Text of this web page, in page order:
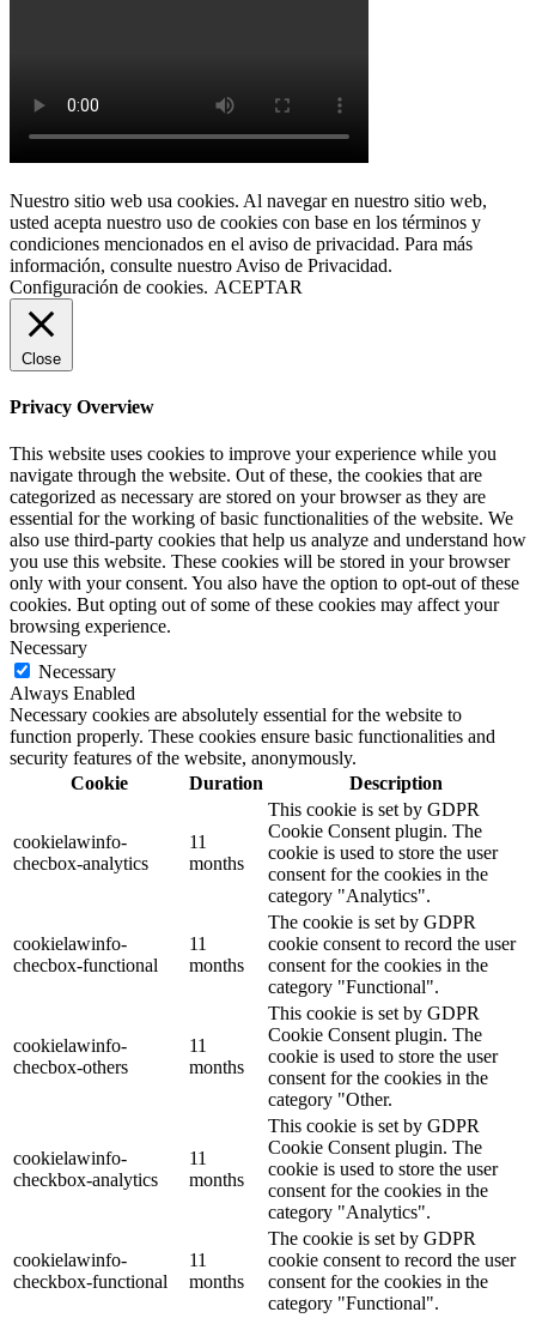
Nuestro sitio web usa cookies. Al navegar en nuestro sitio web,
usted acepta nuestro uso de cookies con base en los términos y
condiciones mencionados en el aviso de privacidad. Para más
información, consulte nuestro Aviso de Privacidad.
Configuración de cookies. ACEPTAR
Close
Privacy Overview
This website uses cookies to improve your experience while you
navigate through the website. Out of these, the cookies that are
categorized as necessary are stored on your browser as they are
essential for the working of basic functionalities of the website. We
also use third-party cookies that help us analyze and understand how
you use this website. These cookies will be stored in your browser
only with your consent. You also have the option to opt-out of these
cookies. But opting out of some of these cookies may affect your
browsing experience.
Necessary
Necessary
Always Enabled
Necessary cookies are absolutely essential for the website to
function properly. These cookies ensure basic functionalities and
security features of the website, anonymously.
Cookie
Duration Description
cookielawinfo-
checbox-analytics
11
months
This cookie is set by GDPR
Cookie Consent plugin. The
cookie is used to store the user
consent for the cookies in the
category "Analytics".
cookielawinfo-
checbox-functional
11
months
The cookie is set by GDPR
cookie consent to record the user
consent for the cookies in the
category "Functional".
cookielawinfo-
checbox-others
11
months
This cookie is set by GDPR
Cookie Consent plugin. The
cookie is used to store the user
consent for the cookies in the
category "Other.
cookielawinfo-
checkbox-analytics
11
months
This cookie is set by GDPR
Cookie Consent plugin. The
cookie is used to store the user
consent for the cookies in the
category "Analytics".
cookielawinfo-
checkbox-functional
11
months
The cookie is set by GDPR
cookie consent to record the user
consent for the cookies in the
category "Functional".